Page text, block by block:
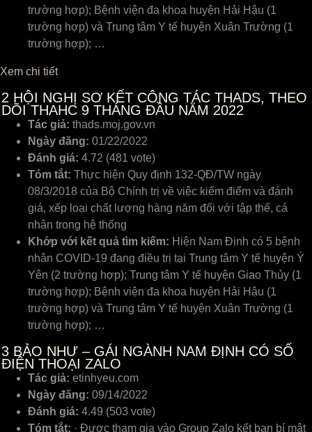
trường hợp); Bệnh viện đa khoa huyện Hải Hậu (1
trường hợp) và Trung tâm Y tế huyện Xuân Trường (1
trường hợp); …
Xem chi tiết
2 HỘI NGHỊ SƠ KẾT CÔNG TÁC THADS, THEO
DÕI THAHC 9 THÁNG ĐẦU NĂM 2022
Tác giả: thads.moj.gov.vn
Ngày đăng: 01/22/2022
Đánh giá: 4.72 (481 vote)
Tóm tắt: Thực hiện Quy định 132-QĐ/TW ngày
08/3/2018 của Bộ Chính trị về việc kiểm điểm và đánh
giá, xếp loại chất lượng hàng năm đối với tập thể, cá
nhân trong hệ thống
Khớp với kết quả tìm kiếm: Hiện Nam Định có 5 bệnh
nhân COVID-19 đang điều trị tại Trung tâm Y tế huyện Ý
Yên (2 trường hợp); Trung tâm Y tế huyện Giao Thủy (1
trường hợp); Bệnh viện đa khoa huyện Hải Hậu (1
trường hợp) và Trung tâm Y tế huyện Xuân Trường (1
trường hợp); …
3 BẢO NHƯ – GÁI NGÀNH NAM ĐỊNH CÓ SỐ
ĐIỆN THOẠI ZALO
Tác giả: etinhyeu.com
Ngày đăng: 09/14/2022
Đánh giá: 4.49 (503 vote)
Tóm tắt: · Được tham gia vào Group Zalo kết bạn bí mật